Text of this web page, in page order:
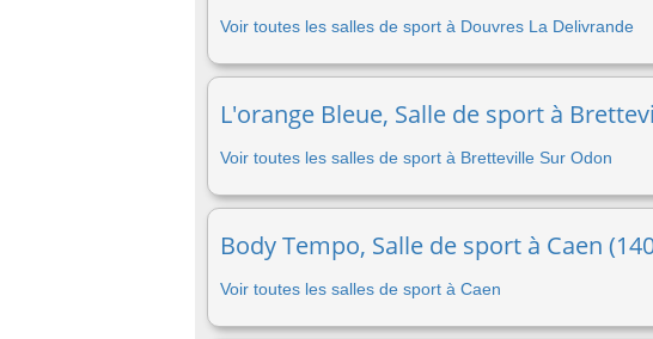
Voir toutes les salles de sport à Douvres La Delivrande
L'orange Bleue, Salle de sport à
Voir toutes les salles de sport à Bretteville Sur Odon
Body Tempo, Salle de sport à Caen
Voir toutes les salles de sport à Caen